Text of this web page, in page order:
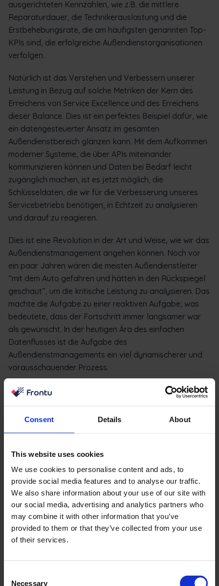
Consent Details About
This website uses cookies
We use cookies to personalise content and ads, to
provide social media features and to analyse our traffic.
We also share information about your use of our site with
our social media, advertising and analytics partners who
may combine it with other information that you’ve
provided to them or that they’ve collected from your use
of their services.
Necessary
ausgerichteten Kennzahlen, wie z.B. die mittlere
Reparaturdauer, die Technikerauslastung und die
Erstbehebungsrate, die am häufigsten genannten Top-
KPIs sind, die erfolgreiche Außendienstorganisationen
verfolgen.
Natürlich ist das Verstehen und Verbessern unserer
Leistung in Bezug auf solche Metriken der Kern des
Erreichens von Service Excellence und des Erreichens
dieser Balance. Dies ist ein perfektes Beispiel dafür, wie
ein datengesteuerter Ansatz im gesamten
Außendienstbereich glänzen kann. Mit dem Aufkommen
moderner Systeme, die über APIs miteinander
kommunizieren können und Daten bei Bedarf leicht
zugänglich machen, ist es jetzt möglich, die
Schlüsseldaten, die wir für die Verbesserung unseres
Servicebetriebs benötigen, in Echtzeit zu analysieren
und darauf zu reagieren.
Dies ist eine Revolution in der Art und Weise, wie wir das
Außendienstmanagement angehen können. Noch vor
ein paar Jahren wären die meisten Außendienstleiter
“mit dem Auto gefahren und hätten in den Rückspiegel
geschaut”, um die kritische Leistung zu analysieren. Das
machte die Aufgabe zu einer reaktiven Aufgabe, was
bedeutete, dass der Fortschritt immer langsamer war
als gewünscht. In der heutigen Ära des einfachen
Datenflusses ist die Aufgabe des
Außendienstmanagements ein viel dynamischerer und
vorausschauender Prozess.
Lesen Sie den Rest des Artikels hier:
Warum Daten das
Paradigma im Außendienst verändert